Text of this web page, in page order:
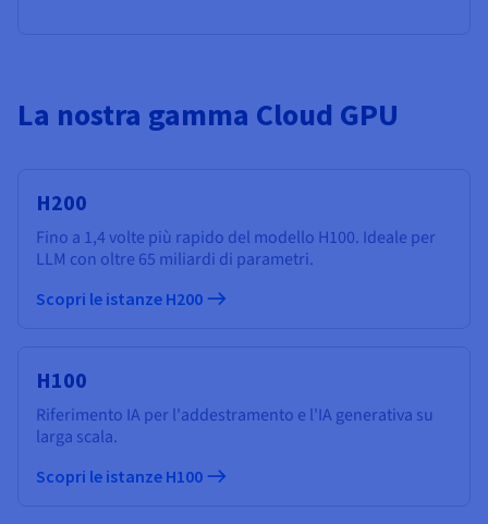
La nostra gamma Cloud GPU
H200
Fino a 1,4 volte più rapido del modello H100. Ideale per
LLM con oltre 65 miliardi di parametri.
Scopri le istanze H200
H100
Riferimento IA per l'addestramento e l'IA generativa su
larga scala.
Scopri le istanze H100